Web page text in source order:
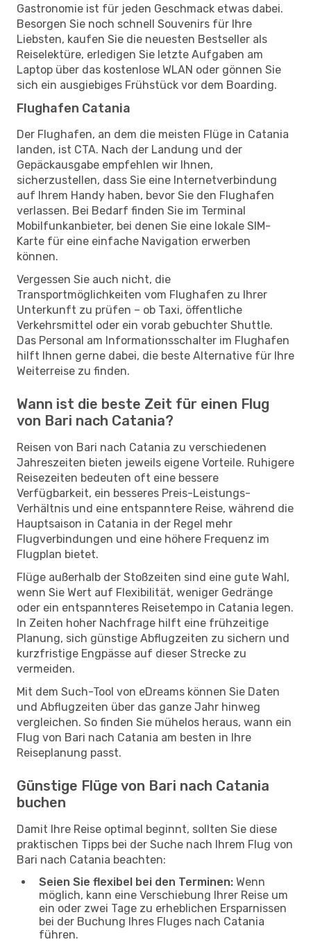
Gastronomie ist für jeden Geschmack etwas dabei.
Besorgen Sie noch schnell Souvenirs für Ihre
Liebsten, kaufen Sie die neuesten Bestseller als
Reiselektüre, erledigen Sie letzte Aufgaben am
Laptop über das kostenlose WLAN oder gönnen Sie
sich ein ausgiebiges Frühstück vor dem Boarding.
Flughafen Catania
Der Flughafen, an dem die meisten Flüge in Catania
landen, ist CTA. Nach der Landung und der
Gepäckausgabe empfehlen wir Ihnen,
sicherzustellen, dass Sie eine Internetverbindung
auf Ihrem Handy haben, bevor Sie den Flughafen
verlassen. Bei Bedarf finden Sie im Terminal
Mobilfunkanbieter, bei denen Sie eine lokale SIM-
Karte für eine einfache Navigation erwerben
können.
Vergessen Sie auch nicht, die
Transportmöglichkeiten vom Flughafen zu Ihrer
Unterkunft zu prüfen – ob Taxi, öffentliche
Verkehrsmittel oder ein vorab gebuchter Shuttle.
Das Personal am Informationsschalter im Flughafen
hilft Ihnen gerne dabei, die beste Alternative für Ihre
Weiterreise zu finden.
Wann ist die beste Zeit für einen Flug
von Bari nach Catania?
Reisen von Bari nach Catania zu verschiedenen
Jahreszeiten bieten jeweils eigene Vorteile. Ruhigere
Reisezeiten bedeuten oft eine bessere
Verfügbarkeit, ein besseres Preis-Leistungs-
Verhältnis und eine entspanntere Reise, während die
Hauptsaison in Catania in der Regel mehr
Flugverbindungen und eine höhere Frequenz im
Flugplan bietet.
Flüge außerhalb der Stoßzeiten sind eine gute Wahl,
wenn Sie Wert auf Flexibilität, weniger Gedränge
oder ein entspannteres Reisetempo in Catania legen.
In Zeiten hoher Nachfrage hilft eine frühzeitige
Planung, sich günstige Abflugzeiten zu sichern und
kurzfristige Engpässe auf dieser Strecke zu
vermeiden.
Mit dem Such-Tool von eDreams können Sie Daten
und Abflugzeiten über das ganze Jahr hinweg
vergleichen. So finden Sie mühelos heraus, wann ein
Flug von Bari nach Catania am besten in Ihre
Reiseplanung passt.
Günstige Flüge von Bari nach Catania
buchen
Damit Ihre Reise optimal beginnt, sollten Sie diese
praktischen Tipps bei der Suche nach Ihrem Flug von
Bari nach Catania beachten:
Seien Sie flexibel bei den Terminen: Wenn
möglich, kann eine Verschiebung Ihrer Reise um
ein oder zwei Tage zu erheblichen Ersparnissen
bei der Buchung Ihres Fluges nach Catania
führen.